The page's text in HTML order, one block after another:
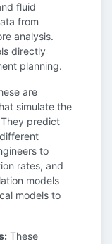
fluid
from
analysis.
directly
planning.
are
simulate the
predict
to
rates, and
models
models to
These